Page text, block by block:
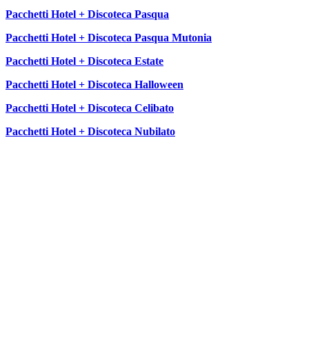
Pacchetti Hotel + Discoteca Pasqua
Pacchetti Hotel + Discoteca Pasqua Mutonia
Pacchetti Hotel + Discoteca Estate
Pacchetti Hotel + Discoteca Halloween
Pacchetti Hotel + Discoteca Celibato
Pacchetti Hotel + Discoteca Nubilato